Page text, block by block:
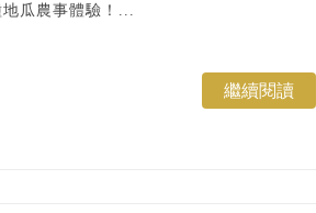
瓜農事體驗！...
繼續閱讀